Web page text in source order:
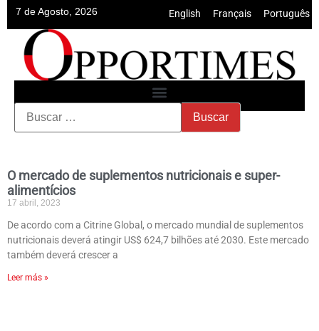
7 de Agosto, 2026 English Français Português
O mercado de suplementos nutricionais e super-
alimentícios
17 abril, 2023
De acordo com a Citrine Global, o mercado mundial de suplementos
nutricionais deverá atingir US$ 624,7 bilhões até 2030. Este mercado
também deverá crescer a
Leer más »